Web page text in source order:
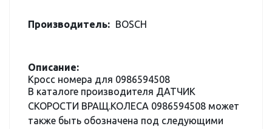
Производитель: BOSCH
Описание:
Кросс номера для 0986594508
В каталоге производителя ДАТЧИК
СКОРОСТИ ВРАЩ.КОЛЕСА 0986594508 может
также быть обозначена под следующими